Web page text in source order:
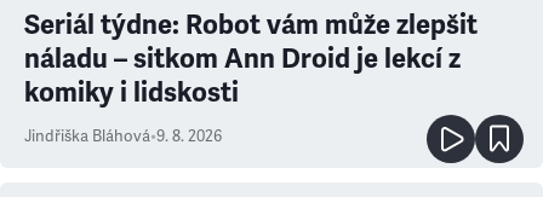
Seriál týdne: Robot vám může zlepšit
náladu – sitkom Ann Droid je lekcí z
komiky i lidskosti
Jindřiška Bláhová•9. 8. 2026